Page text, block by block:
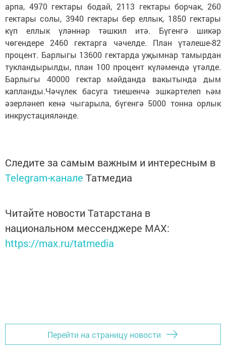
арпа, 4970 гектары бодай, 2113 гектары борчак, 260
гектары солы, 3940 гектары бер еллык, 1850 гектары
күп еллык үләннәр тәшкил итә. Бүгенгә шикәр
чөгендере 2460 гектарга чәчелде. План үтәлеше-82
процент. Барлыгы 13600 гектарда уҗымнар тамырдан
тукландырылды, план 100 процент күләмендә үтәлде.
Барлыгы 40000 гектар мәйданда вакытында дым
капланды.Чәчүлек басуга тиешенчә эшкәртелеп һәм
әзерләнеп кенә чыгарыла, бүгенгә 5000 тонна орлык
инкрустацияләнде.
Следите за самым важным и интересным в
Telegram-канале Татмедиа
Читайте новости Татарстана в
национальном мессенджере MАХ:
https://max.ru/tatmedia
Перейти на страницу новости